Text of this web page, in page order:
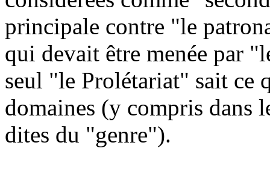
principale contre "le
qui devait être menée par
seul "le Prolétariat" sait ce
domaines (y compris dans
dites du "genre").